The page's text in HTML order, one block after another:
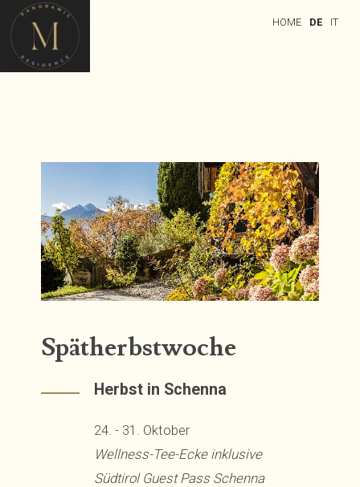
Skip to content
HOME DE IT
Spätherbstwoche
Herbst in Schenna
24. - 31. Oktober
Wellness-Tee-Ecke inklusive
Südtirol Guest Pass Schenna